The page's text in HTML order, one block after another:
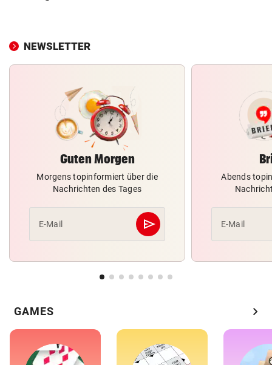
NEWSLETTER
Guten Morgen
Morgens topinformiert über die
Nachrichten des Tages
E-Mail send
Abschicken
Abends
E-Mail
GAMES chevron_right